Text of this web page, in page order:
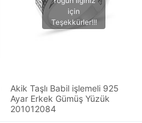
Akik Taşlı Babil işlemeli 925
Ayar Erkek Gümüş Yüzük
201012084